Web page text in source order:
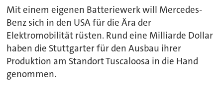
Mit einem eigenen Batteriewerk will Mercedes-
Benz sich in den USA für die Ära der
Elektromobilität rüsten. Rund eine Milliarde Dollar
haben die Stuttgarter für den Ausbau ihrer
Produktion am Standort Tuscaloosa in die Hand
genommen.